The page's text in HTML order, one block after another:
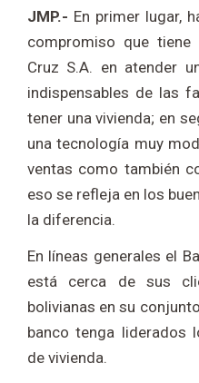
JMP.- En primer lugar,
compromiso que tiene
Cruz S.A. en atender
indispensables de las
tener una vivienda; en
una tecnología muy
ventas como también
eso se refleja en los
la diferencia.
En líneas generales el
está cerca de sus
bolivianas en su
banco tenga liderados
de vivienda.